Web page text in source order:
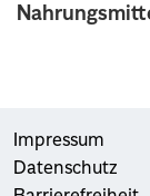
Impressum
Datenschutz